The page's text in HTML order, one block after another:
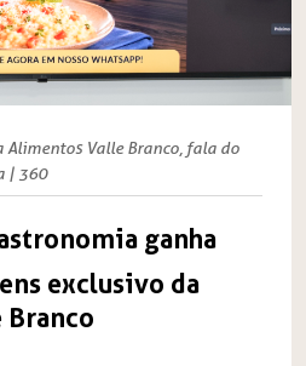
Alimentos Valle Branco, fala do
| 360
ganha
exclusivo da